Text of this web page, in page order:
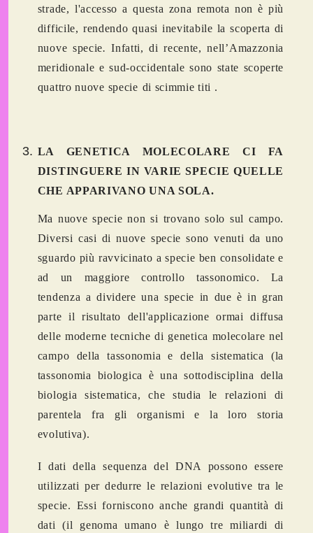
strade, l'accesso a questa zona remota non è più
difficile, rendendo quasi inevitabile la scoperta di
nuove specie. Infatti, di recente, nell’Amazzonia
meridionale e sud-occidentale sono state scoperte
quattro nuove specie di scimmie titi .
LA GENETICA MOLECOLARE CI FA
DISTINGUERE IN VARIE SPECIE QUELLE
CHE APPARIVANO UNA SOLA.
Ma nuove specie non si trovano solo sul campo.
Diversi casi di nuove specie sono venuti da uno
sguardo più ravvicinato a specie ben consolidate e
ad un maggiore controllo tassonomico. La
tendenza a dividere una specie in due è in gran
parte il risultato dell'applicazione ormai diffusa
delle moderne tecniche di genetica molecolare nel
campo della tassonomia e della sistematica (la
tassonomia biologica è una sottodisciplina della
biologia sistematica, che studia le relazioni di
parentela fra gli organismi e la loro storia
evolutiva).
I dati della sequenza del DNA possono essere
utilizzati per dedurre le relazioni evolutive tra le
specie. Essi forniscono anche grandi quantità di
dati (il genoma umano è lungo tre miliardi di